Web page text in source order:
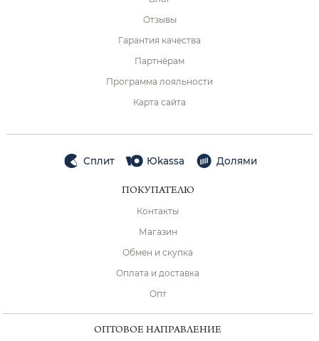
Отзывы
Гарантия качества
Партнёрам
Программа лояльности
Карта сайта
Сплит Юkassa Долями
ПОКУПАТЕЛЮ
Контакты
Магазин
Обмен и скупка
Оплата и доставка
Опт
ОПТОВОЕ НАПРАВЛЕНИЕ